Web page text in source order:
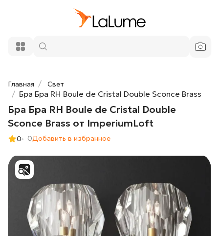
Главная Свет
Бра Бра RH Boule de Cristal Double Sconce Brass
Бра Бра RH Boule de Cristal Double
Sconce Brass от ImperiumLoft
0 0Добавить в избранное
Sconce Brass от ImperiumLoft